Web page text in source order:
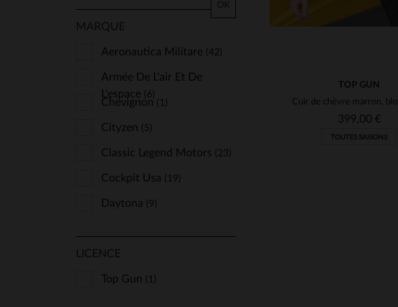
OK
MARQUE
Aeronautica Militare (42)
Armée De L'air Et De
L'espace
(6)
Chevignon (1)
Cityzen (5)
Classic Legend Motors (23)
Cockpit Usa (19)
Daytona (9)
Marine Nationale
Redskins (53)
LICENCE
Top Gun (1)
TOP GUN
399,00 €
TOUTES SAISONS